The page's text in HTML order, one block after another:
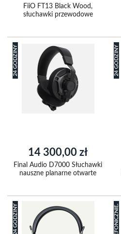
FiiO FT13 Black Wood,
słuchawki przewodowe
24 GODZINY
14 300,00 zł
Final Audio D7000 Słuchawki
nauszne planarne otwarte
24 GODZINY
24 GODZINY